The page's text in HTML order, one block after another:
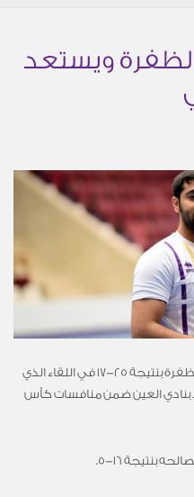
ويستعد
تغلب رجال العين لكرة اليد على فريق الظفرة بنتيجة 25-17 في اللقاء الذي
بنادي العين ضمن منافسات كأس
بنتيجة 16-5.